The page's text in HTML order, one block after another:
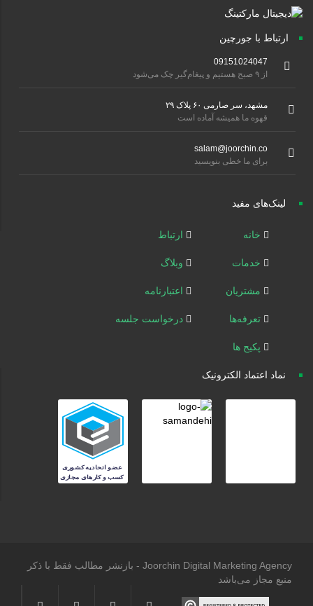
ارتباط با جورچین
09151024047
مشهد، سر صارمی ۶۰ پلاک ۲۹
قهوه ما همیشه آماده است
salam@joorchin.co
برای ما خطی بنویسید
لینک‌های مفید
خانه
خدمات
مشتریان
تعرفه‌ها
پکیج ها
ارتباط
وبلاگ
اعتبارنامه
درخواست جلسه
نماد اعتماد الکترونیک
Joorchin Digital Marketing Agency - بازنشر مطالب فقط با ذکر
منبع مجاز می‌باشد